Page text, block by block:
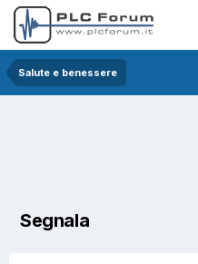
Salute e benessere
Segnala